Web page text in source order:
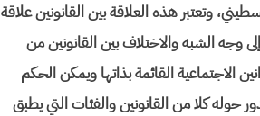
وتعتبر هذه العلاقة بين القانونين علاقة
الشبه والاختلاف بين القانونين من
الاجتماعية القائمة بذاتها ويمكن الحكم
حوله كلا من القانونين والفئات التي يطبق